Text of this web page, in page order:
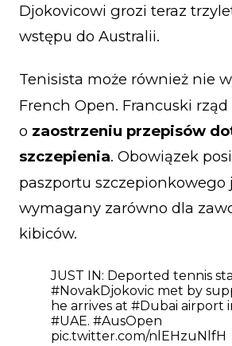
Djokovicowi grozi teraz
wstępu do Australii.
Tenisista może również nie
French Open. Francuski
o zaostrzeniu przepisów
szczepienia. Obowiązek
paszportu szczepionkowego
wymagany zarówno dla
kibiców.
JUST IN: Deported tennis
#NovakDjokovic met by
he arrives at #Dubai airport
#UAE. #AusOpen
pic.twitter.com/nlEHzuNlfH